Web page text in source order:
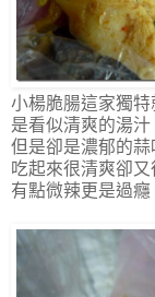
小楊脆腸這家獨
是看似清爽的湯汁
但是卻是濃郁的
吃起來很清爽卻又
有點微辣更是過癮